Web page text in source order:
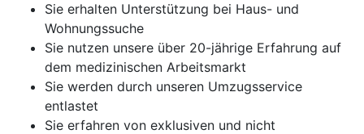
Sie erhalten Unterstützung bei Haus- und
Wohnungssuche
Sie nutzen unsere über 20-jährige Erfahrung auf
dem medizinischen Arbeitsmarkt
Sie werden durch unseren Umzugsservice
entlastet
Sie erfahren von exklusiven und nicht